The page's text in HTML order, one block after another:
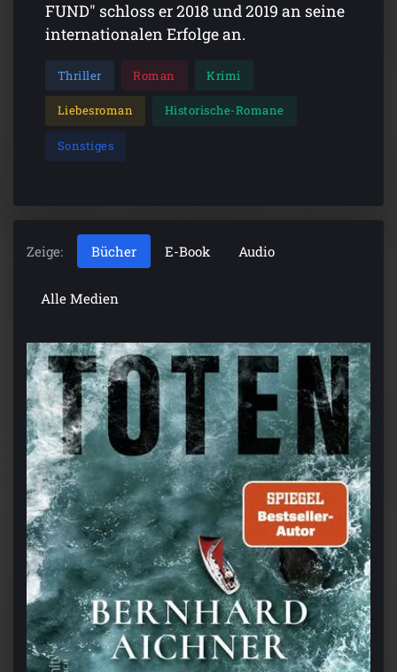
FUND" schloss er 2018 und 2019 an seine
internationalen Erfolge an.
Thriller Roman Krimi
Liebesroman Historische-Romane
Sonstiges
Zeige: Bücher E-Book Audio
Alle Medien